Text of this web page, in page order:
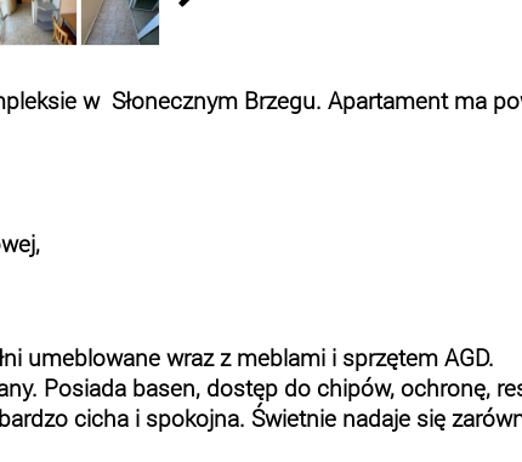
w Słonecznym Brzegu. Apartament ma
umeblowane wraz z meblami i sprzętem AGD.
Posiada basen, dostęp do chipów, ochronę,
cicha i spokojna. Świetnie nadaje się